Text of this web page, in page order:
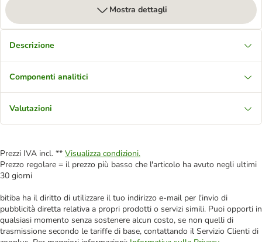
Mostra dettagli
Descrizione
Componenti analitici
Valutazioni
Prezzi IVA incl. ** Visualizza condizioni.
Prezzo regolare = il prezzo più basso che l'articolo ha avuto negli ultimi
30 giorni
bitiba ha il diritto di utilizzare il tuo indirizzo e-mail per l'invio di
pubblicità diretta relativa a propri prodotti o servizi simili. Puoi opporti in
qualsiasi momento senza sostenere alcun costo, se non quelli di
trasmissione secondo le tariffe di base, contattando il Servizio Clienti di